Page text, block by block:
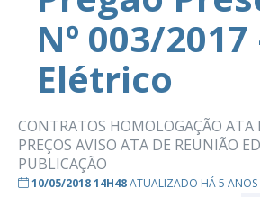
Nº 003/
Elétrico
CONTRATOS HOMOLOGAÇÃO ATA
PREÇOS AVISO ATA DE REUNIÃO
PUBLICAÇÃO
10/05/2018 14H48ATUALIZADO HÁ 5 ANOS